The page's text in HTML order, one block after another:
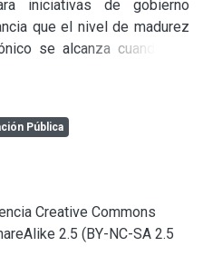
iniciativas de gobierno
que el nivel de madurez
se alcanza cuando las
capaces de compartir
(CI) resulta difícil como
suelen existir. Para poder
y compleja, todas las
y deben contribuir a
Por este motivo, es
con una estrategia para
relacionadas con CI.
un proceso que tiene por
Pública
Creative Commons
2.5 (BY-NC-SA 2.5